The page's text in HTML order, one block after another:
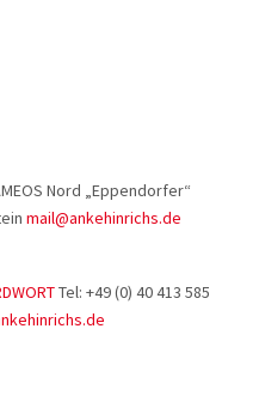
Nord „Eppendorfer“
mail@ankehinrichs.de
Tel: +49 (0) 40 413 585